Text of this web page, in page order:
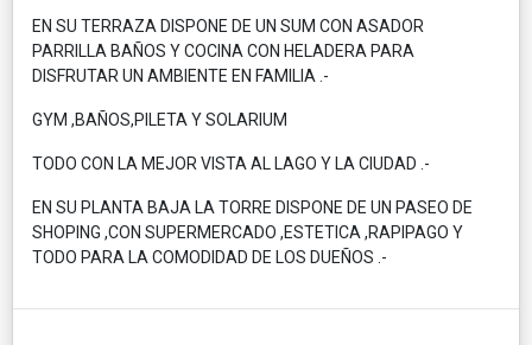
EN SU TERRAZA DISPONE DE UN SUM CON ASADOR
PARRILLA BAÑOS Y COCINA CON HELADERA PARA
DISFRUTAR UN AMBIENTE EN FAMILIA .-
GYM ,BAÑOS,PILETA Y SOLARIUM
TODO CON LA MEJOR VISTA AL LAGO Y LA CIUDAD .-
EN SU PLANTA BAJA LA TORRE DISPONE DE UN PASEO DE
SHOPING ,CON SUPERMERCADO ,ESTETICA ,RAPIPAGO Y
TODO PARA LA COMODIDAD DE LOS DUEÑOS .-